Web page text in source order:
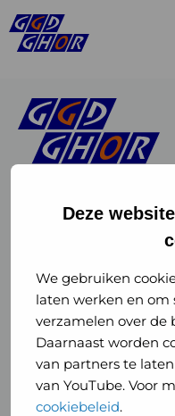
Deze
We gebruiken
laten werken en
verzamelen over de
Daarnaast worden
van partners te
van YouTube. Voor
cookiebeleid.
of
GGD
GHOR
Nederland
of
GGD
GHOR
GGD Reizen op
GGD Reizen